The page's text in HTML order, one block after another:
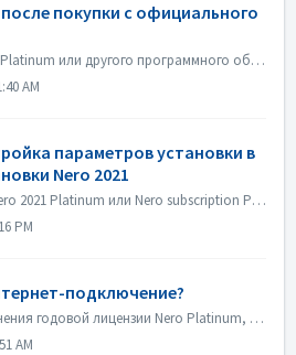
покупки с официального
После покупки Nero Platinum или другого программного обеспечения Nero 2020 на сайте Nero.com вы получите письмо с информацией о заказе: Ссылка для загрузк...
AM
параметров установки в
Nero 2021
При заказе версий Nero 2021 Platinum или Nero subscription Platinum вы получите полный автономный установщик. Программа установки позволяет настроить пара...
PM
подключение?
Ответ: Да. Для получения годовой лицензии Nero Platinum, Вам необходим Интернет и постоянно держите Ваш счет Nero Account зарегистрированным, чтобы восп...
AM